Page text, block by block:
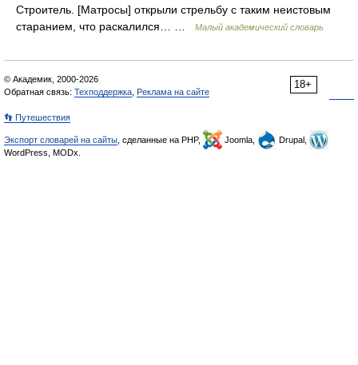
Строитель. [Матросы] открыли стрельбу с таким неистовым
старанием, что раскалился… …
Малый академический словарь
18+
© Академик, 2000-2026
Обратная связь: Техподдержка Реклама на сайте
👣 Путешествия
Экспорт словарей на сайты , сделанные на PHP, Joomla,
Drupal,
WordPress, MODx.